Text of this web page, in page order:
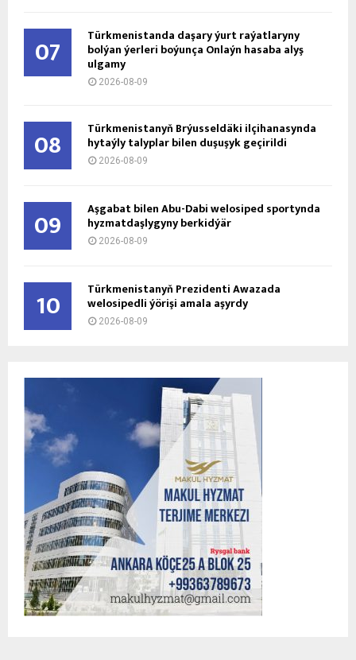
07 Türkmenistanda daşary ýurt raýatlaryny
bolýan ýerleri boýunça Onlaýn hasaba alyş
ulgamy
2026-08-09
08 Türkmenistanyň Brýusseldäki ilçihanasynda
hytaýly talyplar bilen duşuşyk geçirildi
2026-08-09
09 Aşgabat bilen Abu-Dabi welosiped sportynda
hyzmatdaşlygyny berkidýär
2026-08-09
10 Türkmenistanyň Prezidenti Awazada
welosipedli ýörişi amala aşyrdy
2026-08-09